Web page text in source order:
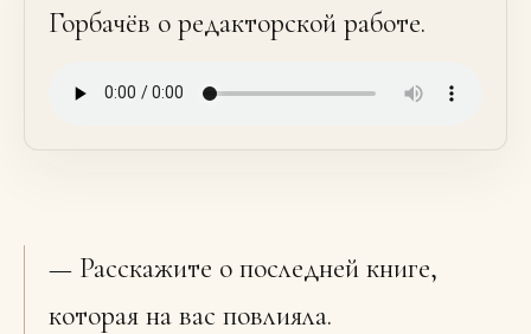
Горбачёв о редакторской работе.
— Расскажите о последней книге,
которая на вас повлияла.